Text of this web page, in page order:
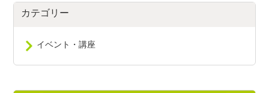
カテゴリー
イベント・講座